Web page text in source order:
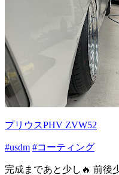
プリウスPHV ZVW52
#usdm #コーティング
完成まであと少し🔥 前後